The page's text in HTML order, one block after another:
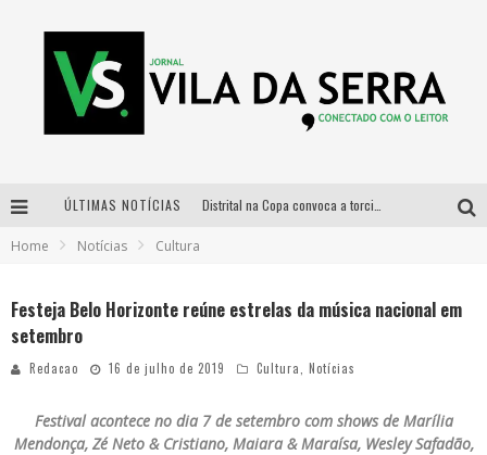
ÚLTIMAS NOTÍCIAS
Home Notícias Cultura
Festeja Belo Horizonte reúne estrelas da música nacional em
setembro
Redacao 16 de julho de 2019 Cultura Notícias
Festival acontece no dia 7 de setembro com shows de Marília
Mendonça, Zé Neto & Cristiano, Maiara & Maraísa, Wesley Safadão,